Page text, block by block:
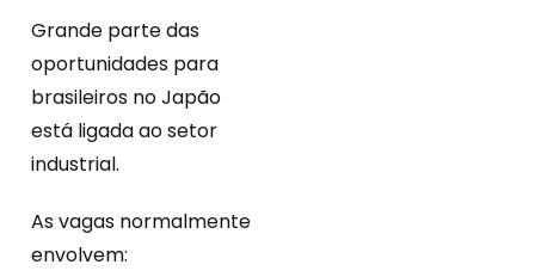
Grande parte das
oportunidades para
brasileiros no Japão
está ligada ao setor
industrial.
As vagas normalmente
envolvem: